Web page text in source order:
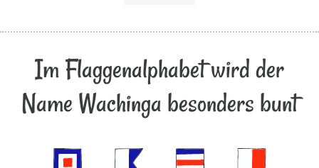
Im Flaggenalphabet wird der
Name Wachinga besonders bunt